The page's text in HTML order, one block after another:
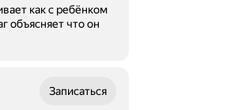
как с ребёнком
объясняет что он
Записаться